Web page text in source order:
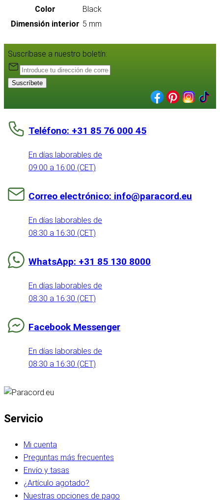
Color
Black
Dimensión interior 5 mm
Suscríbase a nuestro boletín:
Suscríbete
Teléfono: +31 85 76 000 45
En días laborables de
09:00 a 16:00 (CET)
Correo electrónico: info@paracord.eu
En días laborables de
08:30 a 16:30 (CET)
WhatsApp: +31 85 130 8000
En días laborables de
08:30 a 16:30 (CET)
Facebook Messenger
En días laborables de
08:30 a 16:30 (CET)
Servicio
Mi cuenta
Preguntas más frecuentes
Envío y tasas
¿Artículo agotado?
Nuestras opciones de pago